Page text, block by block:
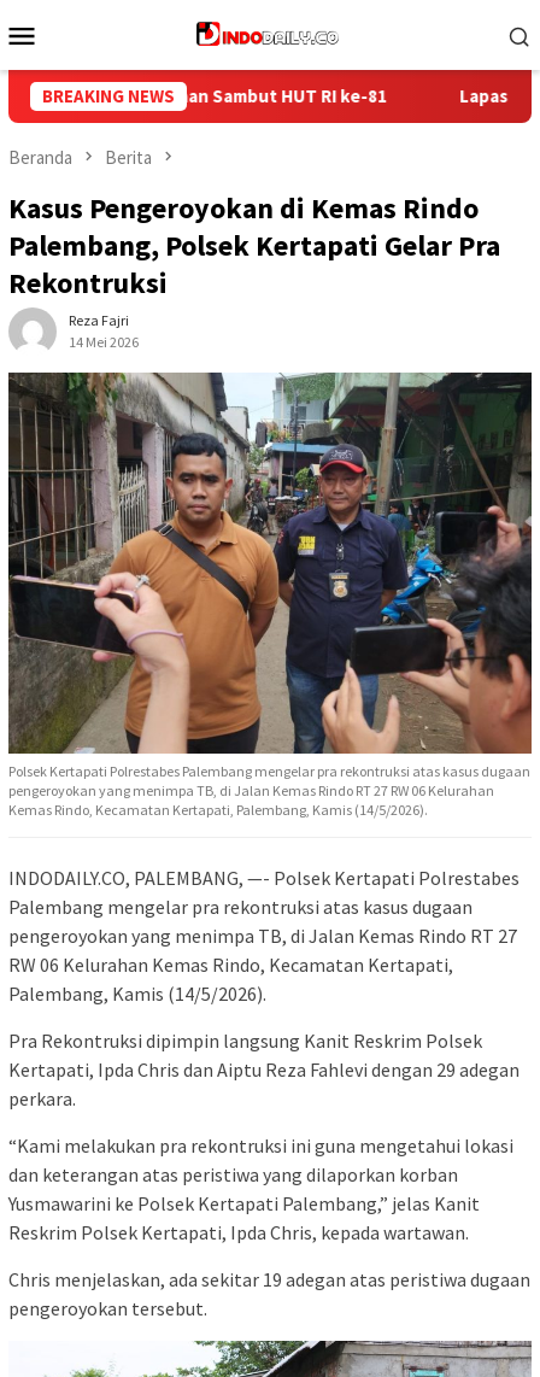
ke
Mobile
BREAKING NEWS
Lapas Sekayu Gandeng Kwarcab Muba Berikan Materi
Beranda Berita
Kasus Pengeroyokan di Kemas Rindo
Palembang, Polsek Kertapati Gelar Pra
Rekontruksi
Reza Fajri
14 Mei 2026
Polsek Kertapati Polrestabes Palembang mengelar pra rekontruksi atas kasus dugaan
pengeroyokan yang menimpa TB, di Jalan Kemas Rindo RT 27 RW 06 Kelurahan
Kemas Rindo, Kecamatan Kertapati, Palembang, Kamis (14/5/2026).
INDODAILY.CO, PALEMBANG, —- Polsek Kertapati Polrestabes
Palembang mengelar pra rekontruksi atas kasus dugaan
pengeroyokan yang menimpa TB, di Jalan Kemas Rindo RT 27
RW 06 Kelurahan Kemas Rindo, Kecamatan Kertapati,
Palembang, Kamis (14/5/2026).
Pra Rekontruksi dipimpin langsung Kanit Reskrim Polsek
Kertapati, Ipda Chris dan Aiptu Reza Fahlevi dengan 29 adegan
perkara.
“Kami melakukan pra rekontruksi ini guna mengetahui lokasi
dan keterangan atas peristiwa yang dilaporkan korban
Yusmawarini ke Polsek Kertapati Palembang,” jelas Kanit
Reskrim Polsek Kertapati, Ipda Chris, kepada wartawan.
Chris menjelaskan, ada sekitar 19 adegan atas peristiwa dugaan
pengeroyokan tersebut.